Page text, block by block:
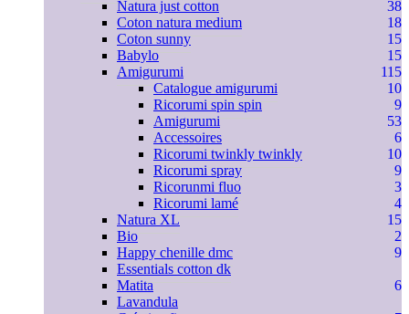
Natura just cotton
38
Coton natura medium
18
Coton sunny
15
Babylo
15
Amigurumi
115
Catalogue amigurumi
10
Ricorumi spin spin
9
Amigurumi
53
Accessoires
6
Ricorumi twinkly twinkly
10
Ricorumi spray
9
Ricorunmi fluo
3
Ricorumi lamé
4
Natura XL
15
Bio
2
Happy chenille dmc
9
Essentials cotton dk
Matita
6
Lavandula